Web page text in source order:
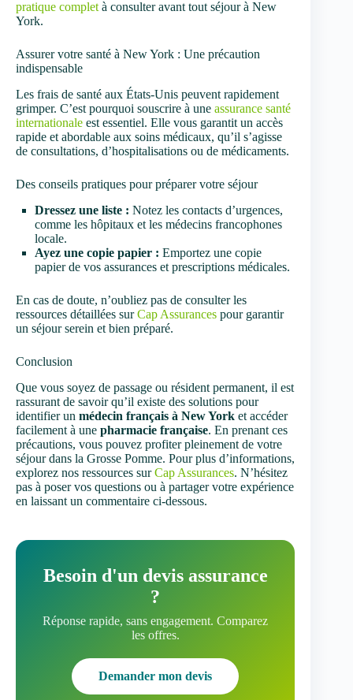
pratique complet à consulter avant tout séjour à New
York.
Assurer votre santé à New York : Une précaution
indispensable
Les frais de santé aux États-Unis peuvent rapidement
grimper. C’est pourquoi souscrire à une assurance santé
internationale est essentiel. Elle vous garantit un accès
rapide et abordable aux soins médicaux, qu’il s’agisse
de consultations, d’hospitalisations ou de médicaments.
Des conseils pratiques pour préparer votre séjour
Dressez une liste : Notez les contacts d’urgences,
comme les hôpitaux et les médecins francophones
locale.
Ayez une copie papier : Emportez une copie
papier de vos assurances et prescriptions médicales.
En cas de doute, n’oubliez pas de consulter les
ressources détaillées surCap Assurances pour garantir
un séjour serein et bien préparé.
Conclusion
Que vous soyez de passage ou résident permanent, il est
rassurant de savoir qu’il existe des solutions pour
identifier un médecin français à New York et accéder
facilement à une pharmacie française. En prenant ces
précautions, vous pouvez profiter pleinement de votre
séjour dans la Grosse Pomme. Pour plus d’informations,
explorez nos ressources surCap Assurances. N’hésitez
pas à poser vos questions ou à partager votre expérience
en laissant un commentaire ci-dessous.
Besoin d'un devis assurance
?
Réponse rapide, sans engagement. Comparez
les offres.
Demander mon devis